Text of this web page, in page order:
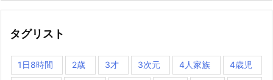
タグリスト
1日8時間 2歳 3才 3次元 4人家族 4歳児